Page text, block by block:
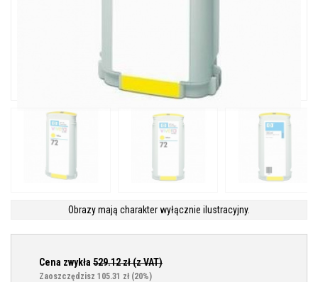
Obrazy mają charakter wyłącznie ilustracyjny.
Cena zwykła 529.12zł (z VAT)
Zaoszczędzisz 105.31 zł (20%)